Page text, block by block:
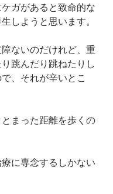
ガがあると致命的な
しようと思います。
ないのだけれど、重
跳んだり跳ねたりし
、それが辛いとこ
まった距離を歩くの
に専念するしかない